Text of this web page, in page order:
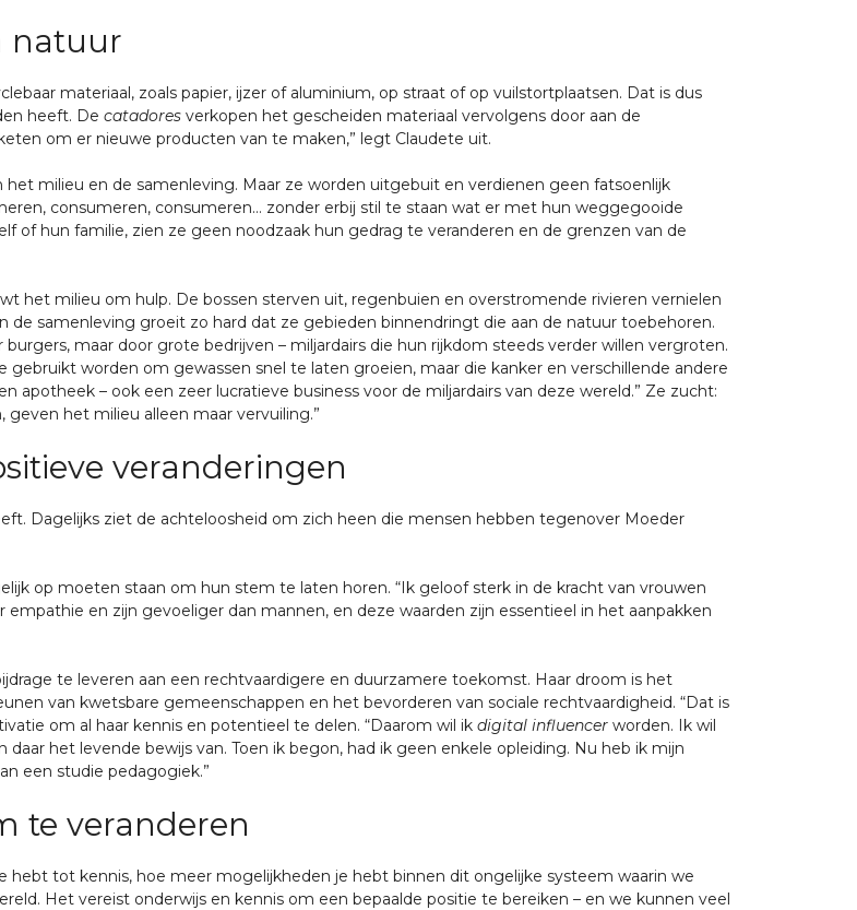
natuur
materiaal, zoals papier, ijzer of aluminium, op straat of op vuilstortplaatsen. Dat is dus
heeft. De catadores verkopen het gescheiden materiaal vervolgens door aan de
om er nieuwe producten van te maken,” legt Claudete uit.
het milieu en de samenleving. Maar ze worden uitgebuit en verdienen geen fatsoenlijk
consumeren, consumeren… zonder erbij stil te staan wat er met hun weggegooide
of hun familie, zien ze geen noodzaak hun gedrag te veranderen en de grenzen van de
het milieu om hulp. De bossen sterven uit, regenbuien en overstromende rivieren vernielen
de samenleving groeit zo hard dat ze gebieden binnendringt die aan de natuur toebehoren.
maar door grote bedrijven – miljardairs die hun rijkdom steeds verder willen vergroten.
worden om gewassen snel te laten groeien, maar die kanker en verschillende andere
apotheek – ook een zeer lucratieve business voor de miljardairs van deze wereld.” Ze zucht:
het milieu alleen maar vervuiling.”
veranderingen
Dagelijks ziet de achteloosheid om zich heen die mensen hebben tegenover Moeder
op moeten staan om hun stem te laten horen. “Ik geloof sterk in de kracht van vrouwen
en zijn gevoeliger dan mannen, en deze waarden zijn essentieel in het aanpakken
te leveren aan een rechtvaardigere en duurzamere toekomst. Haar droom is het
van kwetsbare gemeenschappen en het bevorderen van sociale rechtvaardigheid. “Dat is
om al haar kennis en potentieel te delen. “Daarom wil ik digital influencer worden. Ik wil
het levende bewijs van. Toen ik begon, had ik geen enkele opleiding. Nu heb ik mijn
een studie pedagogiek.”
te veranderen
hebt tot kennis, hoe meer mogelijkheden je hebt binnen dit ongelijke systeem waarin we
Het vereist onderwijs en kennis om een bepaalde positie te bereiken – en we kunnen veel